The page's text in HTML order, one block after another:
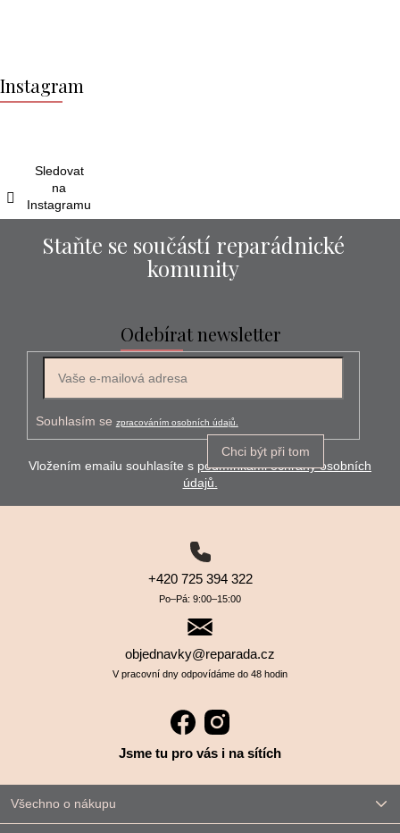
á
p
Instagram
Sledovat
na
Instagramu
Staňte se součástí reparádnické
komunity
Odebírat newsletter
Souhlasím se zpracováním osobních údajů.
Chci být při tom
Vložením emailu souhlasíte s podmínkami ochrany osobních
údajů.
+420 725 394 322
Po–⁠⁠⁠⁠⁠⁠Pá: 9:00–⁠⁠⁠⁠⁠⁠15:00
objednavky@reparada.cz
V pracovní dny odpovídáme do 48 hodin
Jsme tu pro vás i na sítích
Všechno o nákupu